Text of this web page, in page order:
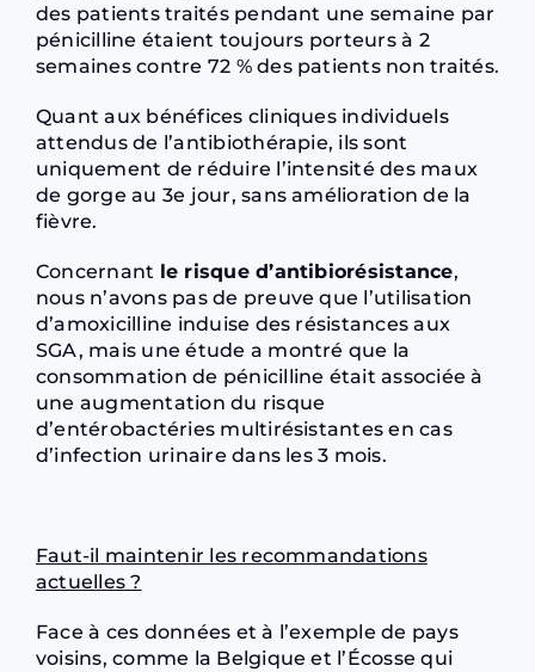
des patients traités pendant une semaine par
pénicilline étaient toujours porteurs à 2
semaines contre 72 % des patients non traités.
Quant aux bénéfices cliniques individuels
attendus de l’antibiothérapie, ils sont
uniquement de réduire l’intensité des maux
de gorge au 3e jour, sans amélioration de la
fièvre.
Concernant le risque d’antibiorésistance,
nous n’avons pas de preuve que l’utilisation
d’amoxicilline induise des résistances aux
SGA, mais une étude a montré que la
consommation de pénicilline était associée à
une augmentation du risque
d’entérobactéries multirésistantes en cas
d’infection urinaire dans les 3 mois.
Faut-il maintenir les recommandations
actuelles ?
Face à ces données et à l’exemple de pays
voisins, comme la Belgique et l’Écosse qui